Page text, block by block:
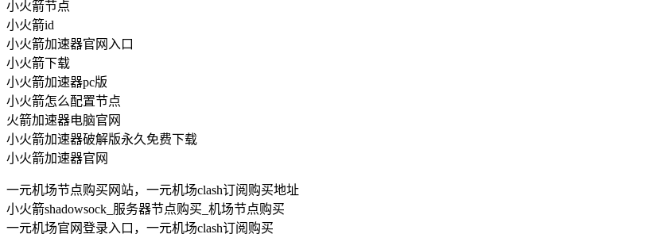
小火箭节点
小火箭id
小火箭加速器官网入口
小火箭下载
小火箭加速器pc版
小火箭怎么配置节点
火箭加速器电脑官网
小火箭加速器破解版永久免费下载
小火箭加速器官网
一元机场节点购买网站，一元机场clash订阅购买地址
小火箭shadowsock_服务器节点购买_机场节点购买
一元机场官网登录入口，一元机场clash订阅购买